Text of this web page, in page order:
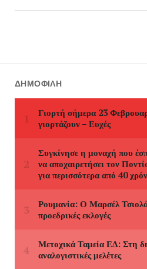
ΔΗΜΟΦΙΛΉ